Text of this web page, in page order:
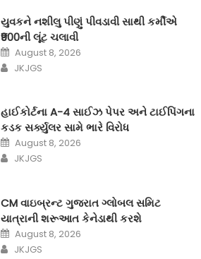
યુવકને નશીલુ પીણું પીવડાવી સાથી કર્મીએ
₹900ની લૂંટ ચલાવી
Posted
on
August 8, 2026
Author
JKJGS
હાઈકોર્ટના A-4 સાઈઝ પેપર અને ટાઈપિંગના
કડક સર્ક્યુલર સામે ભારે વિરોધ
Posted
on
August 8, 2026
Author
JKJGS
CM વાઇબ્રન્ટ ગુજરાત ગ્લોબલ સમિટ
યાત્રાની શરૂઆત કેનેડાથી કરશે
Posted
on
August 8, 2026
Author
JKJGS